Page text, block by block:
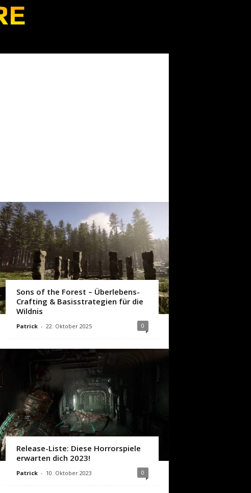
Sons of the Forest – Überlebens-
Crafting & Basisstrategien für die
Wildnis
Patrick - 22. Oktober 2025 0
Release-Liste: Diese Horrorspiele
erwarten dich 2023!
Patrick - 10. Oktober 2023 0